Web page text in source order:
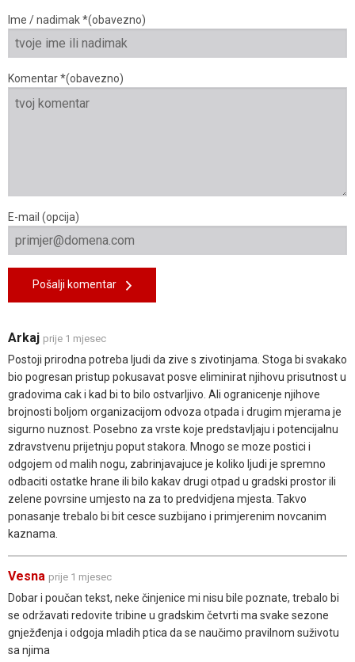
Ime / nadimak *(obavezno)
Komentar *(obavezno)
E-mail (opcija)
Pošalji komentar
Arkaj prije 1 mjesec
Postoji prirodna potreba ljudi da zive s zivotinjama. Stoga bi svakako
bio pogresan pristup pokusavat posve eliminirat njihovu prisutnost u
gradovima cak i kad bi to bilo ostvarljivo. Ali ogranicenje njihove
brojnosti boljom organizacijom odvoza otpada i drugim mjerama je
sigurno nuznost. Posebno za vrste koje predstavljaju i potencijalnu
zdravstvenu prijetnju poput stakora. Mnogo se moze postici i
odgojem od malih nogu, zabrinjavajuce je koliko ljudi je spremno
odbaciti ostatke hrane ili bilo kakav drugi otpad u gradski prostor ili
zelene povrsine umjesto na za to predvidjena mjesta. Takvo
ponasanje trebalo bi bit cesce suzbijano i primjerenim novcanim
kaznama.
Vesna prije 1 mjesec
Dobar i poučan tekst, neke činjenice mi nisu bile poznate, trebalo bi
se održavati redovite tribine u gradskim četvrti ma svake sezone
gnježđenja i odgoja mladih ptica da se naučimo pravilnom suživotu
sa njima